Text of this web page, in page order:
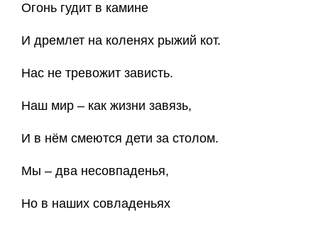
Огонь гудит в камине
И дремлет на коленях рыжий кот.
Нас не тревожит зависть.
Наш мир – как жизни завязь,
И в нём смеются дети за столом.
Мы – два несовпаденья,
Но в наших совладеньях